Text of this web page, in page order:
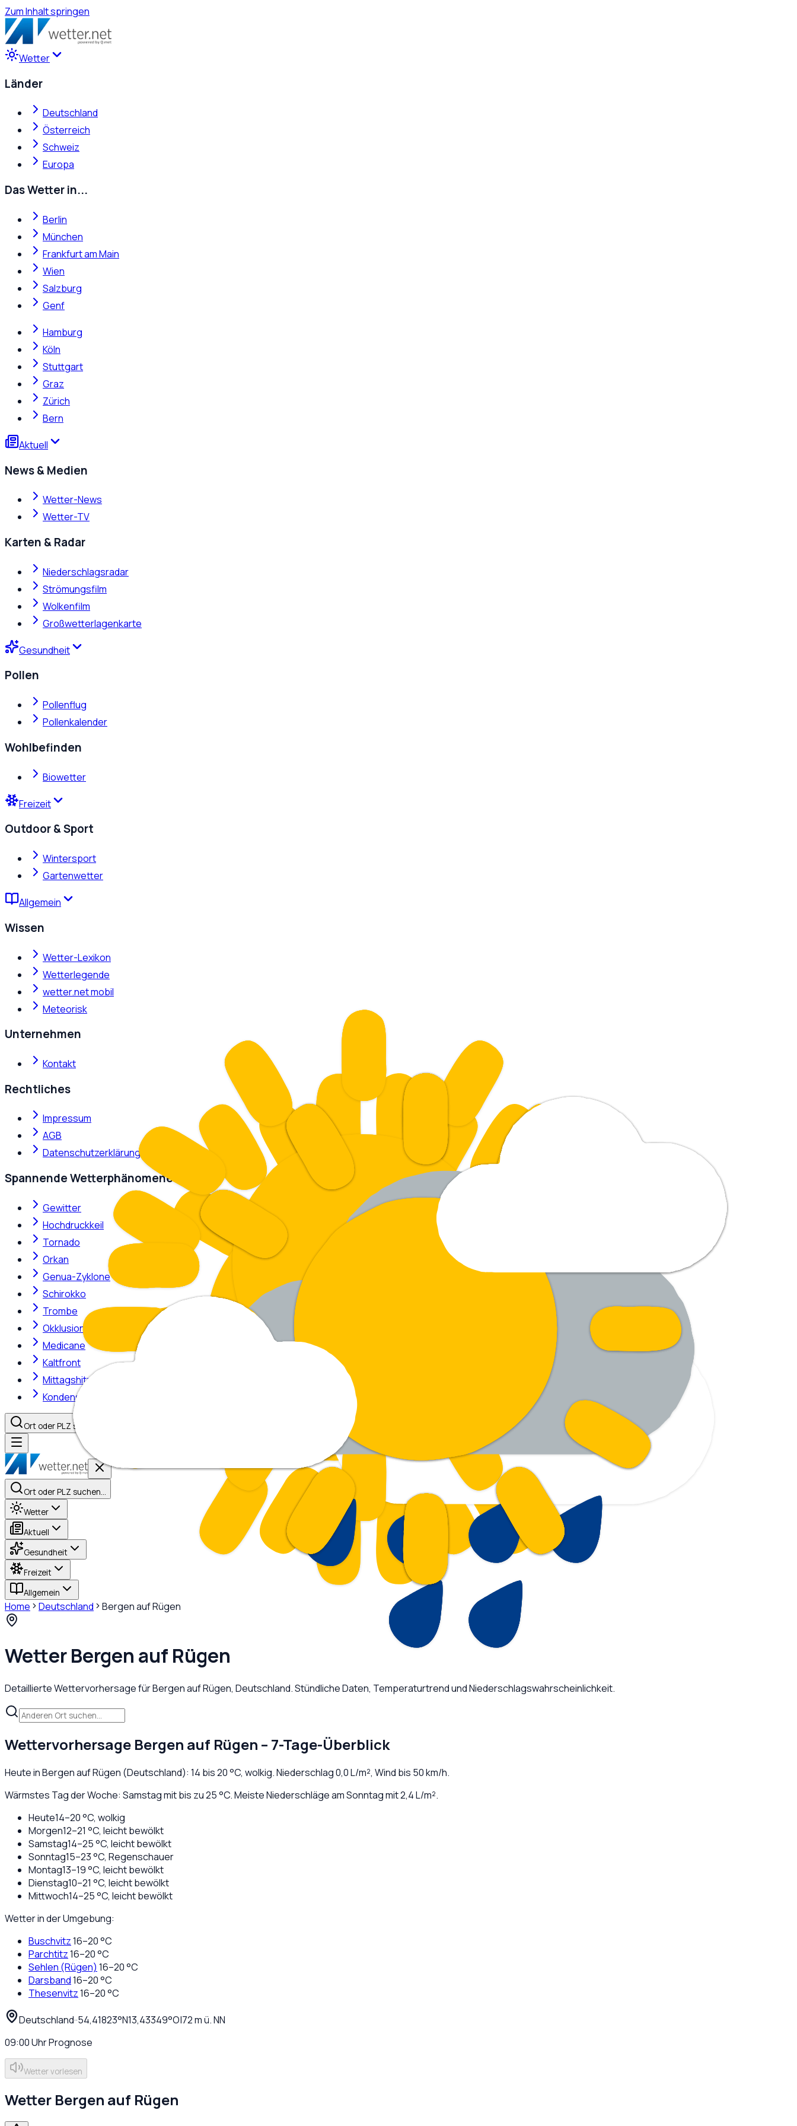
Zum Inhalt springen
Wetter
Länder
Deutschland
Österreich
Schweiz
Europa
Das Wetter in...
Berlin
München
Frankfurt am Main
Wien
Salzburg
Genf
Hamburg
Köln
Stuttgart
Graz
Zürich
Bern
Aktuell
News & Medien
Wetter-News
Wetter-TV
Karten & Radar
Niederschlagsradar
Strömungsfilm
Wolkenfilm
Großwetterlagenkarte
Gesundheit
Pollen
Pollenflug
Pollenkalender
Wohlbefinden
Biowetter
Freizeit
Outdoor & Sport
Wintersport
Gartenwetter
Allgemein
Wissen
Wetter-Lexikon
Wetterlegende
wetter.net mobil
Meteorisk
Unternehmen
Kontakt
Rechtliches
Impressum
AGB
Datenschutzerklärung
Spannende Wetterphänomene
Gewitter
Hochdruckkeil
Tornado
Orkan
Genua-Zyklone
Schirokko
Trombe
Okklusion
Medicane
Kaltfront
Mittagshitze
Kondensstreifen
Ort oder PLZ suchen…
Ort oder PLZ suchen…
Wetter
Aktuell
Gesundheit
Freizeit
Allgemein
Home Deutschland Bergen auf Rügen
WetterBergen auf Rügen
Detaillierte Wettervorhersage fürBergen auf Rügen, Deutschland. Stündliche Daten, Temperaturtrend und Niederschlagswahrscheinlichkeit.
Wettervorhersage Bergen auf Rügen – 7-Tage-Überblick
Heute inBergen auf Rügen (Deutschland): 14 bis20°C, wolkig. Niederschlag0,0L/m², Wind bis 50km/h.
Wärmstes Tag der Woche: Samstag mit bis zu 25 °C. Meiste Niederschläge am Sonntag mit 2,4 L/m².
Heute14–20°C, wolkig
Morgen12–21 °C, leicht bewölkt
Samstag14–25°C, leicht bewölkt
Sonntag15–23°C, Regenschauer
Montag13–19°C, leicht bewölkt
Dienstag10–21 °C, leicht bewölkt
Mittwoch14–25°C, leicht bewölkt
Wetter in der Umgebung:
Buschvitz16–20°C
Parchtitz16–20°C
Sehlen (Rügen) 16–20°C
Darsband16–20°C
Thesenvitz16–20°C
Deutschland··54,41823°N13,43349°O|72m ü. NN
09:00UhrPrognose
Wetter vorlesen
Wetter Bergen auf Rügen